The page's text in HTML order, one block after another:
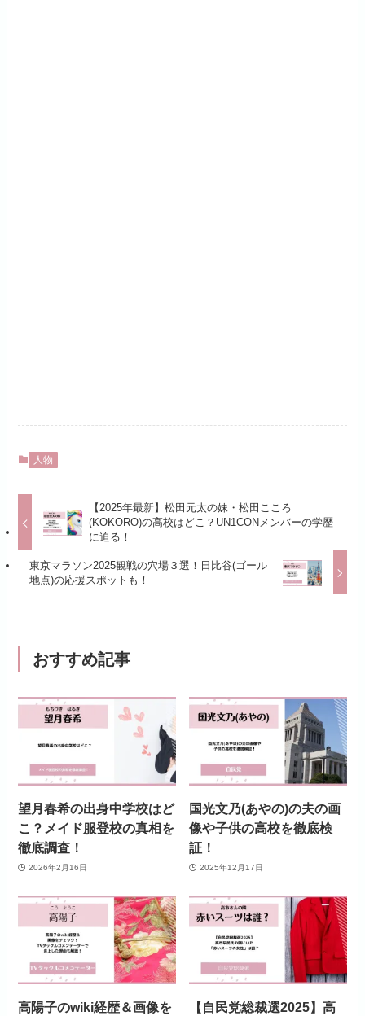
人物
【2025年最新】松田元太の妹・松田こころ
(KOKORO)の高校はどこ？UN1CONメンバーの学歴
に迫る！
東京マラソン2025観戦の穴場３選！日比谷(ゴール
地点)の応援スポットも！
おすすめ記事
望月春希の出身中学校はど
こ？メイド服登校の真相を
徹底調査！
2026年2月16日
国光文乃(あやの)の夫の画
像や子供の高校を徹底検
証！
2025年12月17日
高陽子のwiki経歴＆画像を
【自民党総裁選2025】高